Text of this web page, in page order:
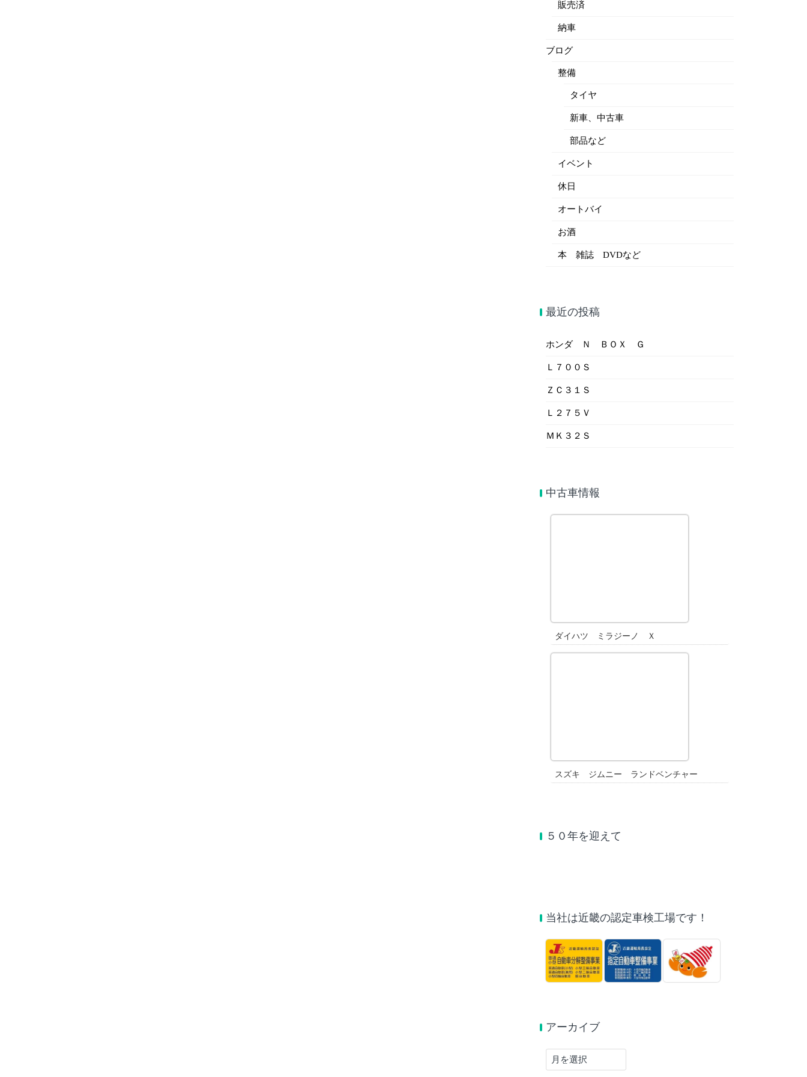
販売済
納車
ブログ
整備
タイヤ
新車、中古車
部品など
イベント
休日
オートバイ
お酒
本 雑誌 DVDなど
最近の投稿
ホンダ Ｎ ＢＯＸ Ｇ
Ｌ７００Ｓ
ＺＣ３１Ｓ
Ｌ２７５Ｖ
ＭＫ３２Ｓ
中古車情報
ダイハツ ミラジーノ Ｘ
スズキ ジムニー ランドベンチャー
５０年を迎えて
当社は近畿の認定車検工場です！
アーカイブ
ア
ー